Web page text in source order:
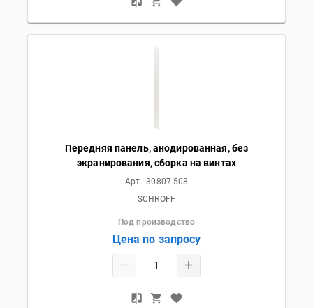
Передняя панель, анодированная, без
экранирования, сборка на винтах
Арт.:30807-508
SCHROFF
Под производство
Цена по запросу